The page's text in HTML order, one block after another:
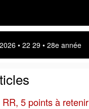
• 22:29 • 28e année
5 points à retenir